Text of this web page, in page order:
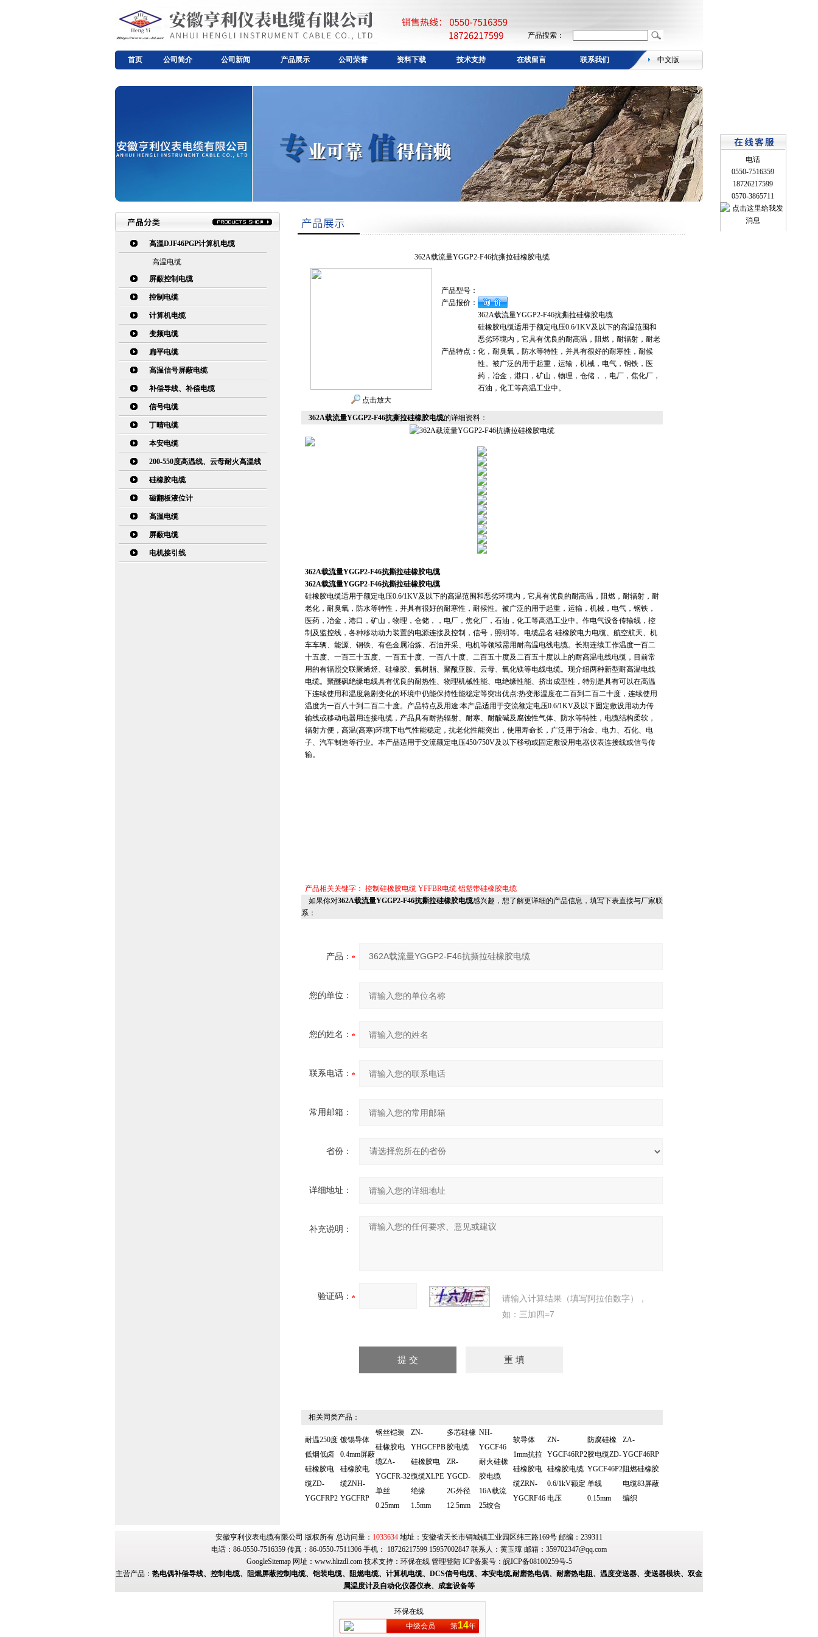
产品搜索：
首页 公司简介 公司新闻 产品展示 公司荣誉 资料下载 技术支持 在线留言 联系我们 中文版
高温DJF46PGP计算机电缆
高温电缆
屏蔽控制电缆
控制电缆
计算机电缆
变频电缆
扁平电缆
高温信号屏蔽电缆
补偿导线、补偿电缆
信号电缆
丁晴电缆
本安电缆
200-550度高温线、云母耐火高温线
硅橡胶电缆
磁翻板液位计
高温电缆
屏蔽电缆
电机接引线
362A载流量YGGP2-F46抗撕拉硅橡胶电缆
点击放大
产品型号：
产品报价：
产品特点：
362A载流量YGGP2-F46抗撕拉硅橡胶电缆
硅橡胶电缆适用于额定电压0.6/1KV及以下的高温范围和
恶劣环境内，它具有优良的耐高温，阻燃，耐辐射，耐老
化，耐臭氧，防水等特性，并具有很好的耐寒性，耐候
性。被广泛的用于起重，运输，机械，电气，钢铁，医
药，冶金，港口，矿山，物理，仓储，，电厂，焦化厂，
石油，化工等高温工业中。
362A载流量YGGP2-F46抗撕拉硅橡胶电缆的详细资料：
362A载流量YGGP2-F46抗撕拉硅橡胶电缆
362A载流量YGGP2-F46抗撕拉硅橡胶电缆
硅橡胶电缆适用于额定电压0.6/1KV及以下的高温范围和恶劣环境内，它具有优良的耐高温，阻燃，耐辐射，耐
老化，耐臭氧，防水等特性，并具有很好的耐寒性，耐候性。被广泛的用于起重，运输，机械，电气，钢铁，
医药，冶金，港口，矿山，物理，仓储，，电厂，焦化厂，石油，化工等高温工业中。作电气设备传输线，控
制及监控线，各种移动动力装置的电源连接及控制，信号，照明等。电缆品名:硅橡胶电力电缆、航空航天、机
车车辆、能源、钢铁、有色金属冶炼、石油开采、电机等领域需用耐高温电线电缆。长期连续工作温度一百二
十五度、一百三十五度、一百五十度、一百八十度、二百五十度及二百五十度以上的耐高温电线电缆，目前常
用的有辐照交联聚烯烃、硅橡胶、氟树脂、聚酰亚胺、云母、氧化镁等电线电缆。现介绍两种新型耐高温电线
电缆。聚醚砜绝缘电线具有优良的耐热性、物理机械性能、电绝缘性能、挤出成型性，特别是具有可以在高温
下连续使用和温度急剧变化的环境中仍能保持性能稳定等突出优点:热变形温度在二百到二百二十度，连续使用
温度为一百八十到二百二十度。产品特点及用途:本产品适用于交流额定电压0.6/1KV及以下固定敷设用动力传
输线或移动电器用连接电缆，产品具有耐热辐射、耐寒、耐酸碱及腐蚀性气体、防水等特性，电缆结构柔软，
辐射方便，高温(高寒)环境下电气性能稳定，抗老化性能突出，使用寿命长，广泛用于冶金、电力、石化、电
子、汽车制造等行业。本产品适用于交流额定电压450/750V及以下移动或固定敷设用电器仪表连接线或信号传
输。
产品相关关键字： 控制硅橡胶电缆 YFFBR电缆 铝塑带硅橡胶电缆
如果你对362A载流量YGGP2-F46抗撕拉硅橡胶电缆感兴趣，想了解更详细的产品信息，填写下表直接与厂家联
系：
产品：
您的单位：
您的姓名：
联系电话：
常用邮箱：
省份：
详细地址：
补充说明：
验证码：
请输入计算结果（填写阿拉伯数字），
如：三加四=7
相关同类产品：
耐温250度
低烟低卤
硅橡胶电
缆ZD-
YGCFRP2
镀锡导体
0.4mm屏蔽
硅橡胶电
缆ZNH-
YGCFRP
钢丝铠装
硅橡胶电
缆ZA-
YGCFR-32
单丝
0.25mm
ZN-
YHGCFPB
硅橡胶电
缆缆XLPE
绝缘
1.5mm
多芯硅橡
胶电缆
ZR-
YGCD-
2G外径
12.5mm
NH-
YGCF46
耐火硅橡
胶电缆
16A载流
25绞合
软导体
1mm抗拉
硅橡胶电
缆ZRN-
YGCRF46
ZN-
YGCF46RP2
硅橡胶电缆
0.6/1kV额定
电压
防腐硅橡
胶电缆ZD-
YGCF46P2
单线
0.15mm
ZA-
YGCF46RP
阻燃硅橡胶
电缆83屏蔽
编织
安徽亨利仪表电缆有限公司 版权所有 总访问量： 1033634 地址：安徽省天长市铜城镇工业园区纬三路169号 邮编：239311
电话：86-0550-7516359 传真：86-0550-7511306 手机： 18726217599 15957002847 联系人：黄玉璋 邮箱： 359702347@qq.com
GoogleSitemap网址： www.hltzdl.com技术支持： 环保在线 管理登陆ICP备案号： 皖ICP备08100259号-5
主营产品： 热电偶补偿导线、控制电缆、阻燃屏蔽控制电缆、铠装电缆、阻燃电缆、计算机电缆、DCS信号电缆、本安电缆,耐磨热电偶、耐磨热电阻、温度变送器、变送器模块、双金
属温度计及自动化仪器仪表、成套设备等
电话
0550-7516359
18726217599
0570-3865711
环保在线
中级会员
第14年